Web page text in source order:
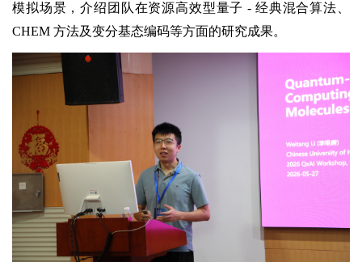
模拟场景，介绍团队在资源高效型量子 - 经典混合算法、
CHEM 方法及变分基态编码等方面的研究成果。